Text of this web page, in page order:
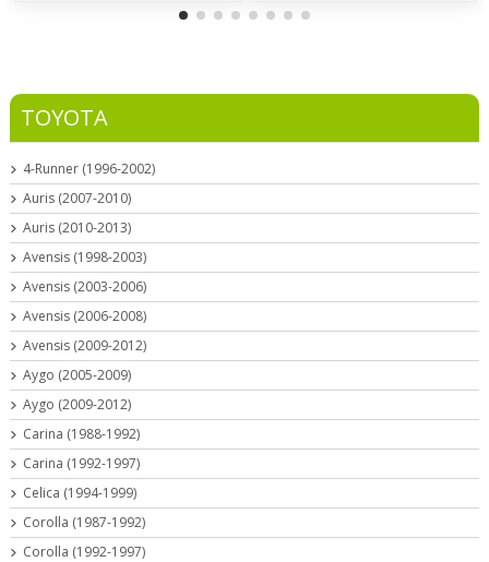
TOYOTA
4-Runner (1996-2002)
Auris (2007-2010)
Auris (2010-2013)
Avensis (1998-2003)
Avensis (2003-2006)
Avensis (2006-2008)
Avensis (2009-2012)
Aygo (2005-2009)
Aygo (2009-2012)
Carina (1988-1992)
Carina (1992-1997)
Celica (1994-1999)
Corolla (1987-1992)
Corolla (1992-1997)